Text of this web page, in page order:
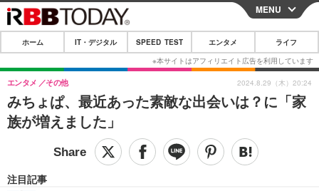
CLOSE
ホーム
IT・デジタル
IT・デジタルTOP スマートフォン
ショッピング その他
SPEED TEST
エンタメTOP 映画・ドラマ
MENU
ホーム IT・デジタル SPEED TEST エンタメ ライフ
みちょぱ、最近あった素敵な出会いは？に「家
族が増えました」
エンタメ その他
注目記事
2024.8.29（木）20:24